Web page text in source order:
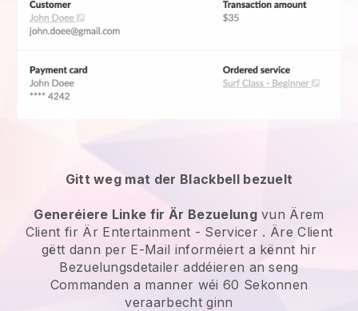
Gitt weg mat der Blackbell bezuelt
Generéiere Linke fir Är Bezuelungvun Ärem
Client fir Är Entertainment - Servicer . Äre Client
gëtt dann per E-Mail informéiert a kënnt hir
Bezuelungsdetailer addéieren an seng
Commanden a manner wéi 60 Sekonnen
veraarbecht ginn